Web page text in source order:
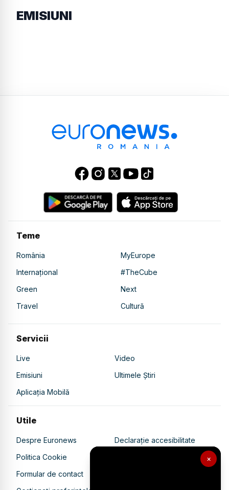
×
EMISIUNI
Teme
România
MyEurope
Internațional
#TheCube
Green
Next
Travel
Cultură
Servicii
Live
Video
Emisiuni
Ultimele Știri
Aplicația Mobilă
Utile
Despre Euronews
Declarație accesibilitate
Politica Cookie
Politica de confidențialitate
Formular de contact